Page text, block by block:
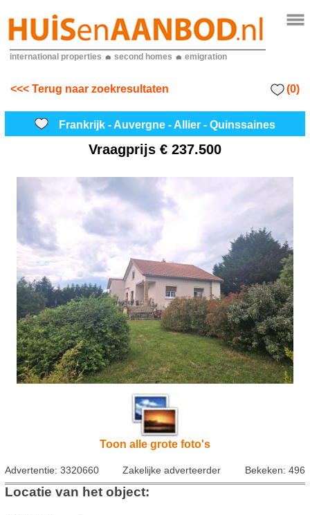
international properties second homes emigration
<<< Terug naar zoekresultaten (0)
Frankrijk - Auvergne - Allier - Quinssaines
Vraagprijs € 237.500
Toon alle grote foto's
Advertentie: 3320660 Zakelijke adverteerder Bekeken: 496
Locatie van het object: